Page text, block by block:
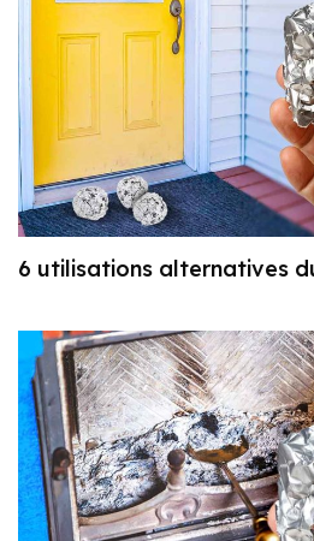
6 utilisations alternatives